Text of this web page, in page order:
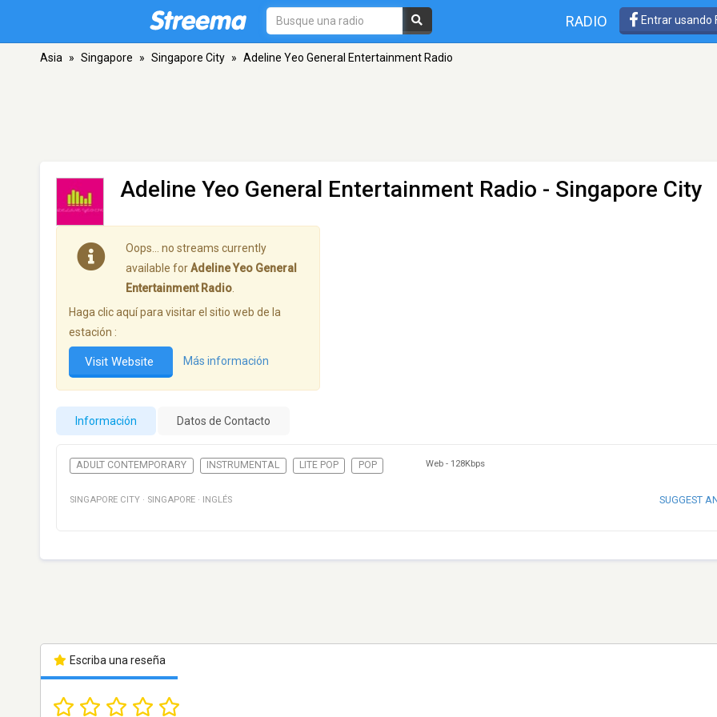
RADIO Entrar usando
Asia » Singapore » Singapore City » Adeline Yeo General Entertainment Radio
Adeline Yeo General Entertainment Radio - Singapore City
Oops… no streams currently
available forAdeline Yeo General
Entertainment Radio
Haga clic aquí para visitar el sitio web de la
estación :
Visit Website Más información
Información Datos de Contacto
ADULT CONTEMPORARY INSTRUMENTAL LITE POP POP Web - 128Kbps
SINGAPORE CITY · SINGAPORE · INGLÉS SUGGEST
Escriba una reseña